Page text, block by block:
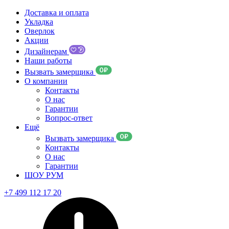
Доставка и оплата
Укладка
Оверлок
Акции
Дизайнерам
Наши работы
Вызвать замерщика
О компании
Контакты
О нас
Гарантии
Вопрос-ответ
Ещё
Вызвать замерщика
Контакты
О нас
Гарантии
ШОУ РУМ
+7 499 112 17 20